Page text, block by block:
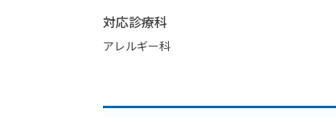
対応診療科
アレルギー科